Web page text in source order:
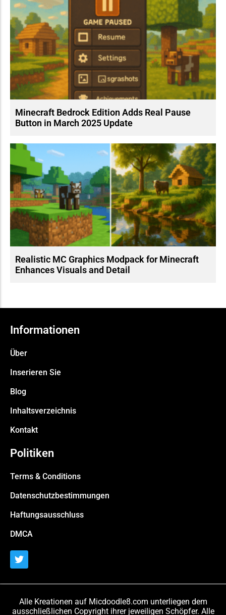
Minecraft Bedrock Edition Adds Real Pause
Button in March 2025 Update
Realistic MC Graphics Modpack for Minecraft
Enhances Visuals and Detail
Informationen
Über
Inserieren Sie
Blog
Inhaltsverzeichnis
Kontakt
Politiken
Terms & Conditions
Datenschutzbestimmungen
Haftungsausschluss
DMCA
Alle Kreationen auf Micdoodle8.com unterliegen dem
ausschließlichen Copyright ihrer jeweiligen Schöpfer. Alle